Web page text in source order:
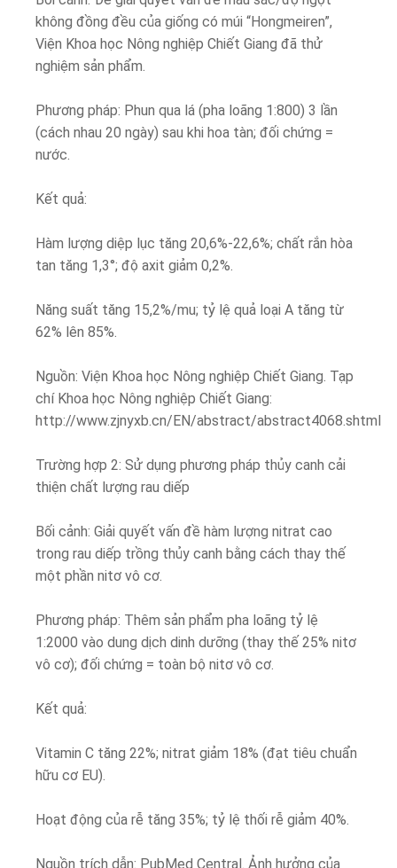
không đồng đều của giống có múi “Hongmeiren”,
Viện Khoa học Nông nghiệp Chiết Giang đã thử
nghiệm sản phẩm.
Phương pháp: Phun qua lá (pha loãng 1:800) 3 lần
(cách nhau 20 ngày) sau khi hoa tàn; đối chứng =
nước.
Kết quả:
Hàm lượng diệp lục tăng 20,6%-22,6%; chất rắn hòa
tan tăng 1,3°; độ axit giảm 0,2%.
Năng suất tăng 15,2%/mu; tỷ lệ quả loại A tăng từ
62% lên 85%.
Nguồn: Viện Khoa học Nông nghiệp Chiết Giang. Tạp
chí Khoa học Nông nghiệp Chiết Giang:
http://www.zjnyxb.cn/EN/abstract/abstract4068.shtml
Trường hợp 2: Sử dụng phương pháp thủy canh cải
thiện chất lượng rau diếp
Bối cảnh: Giải quyết vấn đề hàm lượng nitrat cao
trong rau diếp trồng thủy canh bằng cách thay thế
một phần nitơ vô cơ.
Phương pháp: Thêm sản phẩm pha loãng tỷ lệ
1:2000 vào dung dịch dinh dưỡng (thay thế 25% nitơ
vô cơ); đối chứng = toàn bộ nitơ vô cơ.
Kết quả:
Vitamin C tăng 22%; nitrat giảm 18% (đạt tiêu chuẩn
hữu cơ EU).
Hoạt động của rễ tăng 35%; tỷ lệ thối rễ giảm 40%.
Nguồn trích dẫn: PubMed Central. Ảnh hưởng của